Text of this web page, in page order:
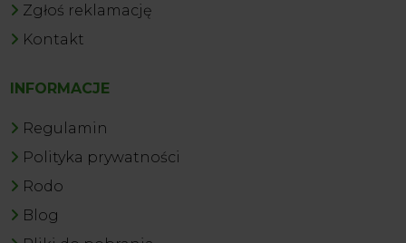
Zgłoś reklamację
Kontakt
INFORMACJE
Regulamin
Polityka prywatności
Rodo
Blog